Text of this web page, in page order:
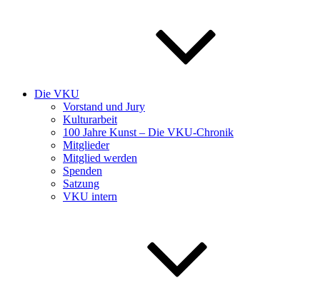
Die VKU
Vorstand und Jury
Kulturarbeit
100 Jahre Kunst – Die VKU-Chronik
Mitglieder
Mitglied werden
Spenden
Satzung
VKU intern